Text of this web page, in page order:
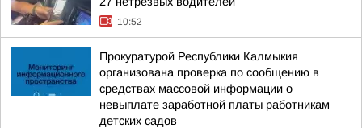
10:52
Прокуратурой Республики Калмыкия
организована проверка по сообщению в
средствах массовой информации о
невыплате заработной платы работникам
детских садов